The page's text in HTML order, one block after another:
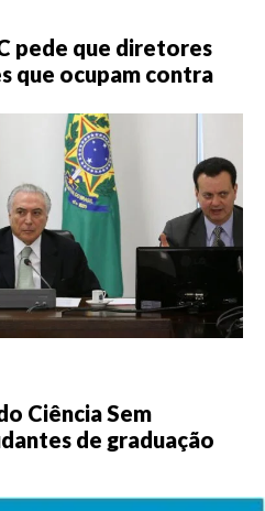
pede que diretores
que ocupam contra
Ciência Sem
de graduação